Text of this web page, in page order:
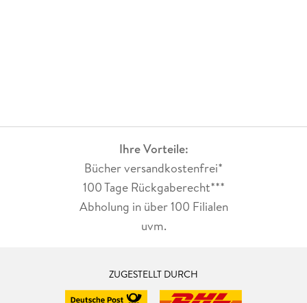
Ihre Vorteile:
Bücher versandkostenfrei*
100 Tage Rückgaberecht***
Abholung in über 100 Filialen
uvm.
ZUGESTELLT DURCH